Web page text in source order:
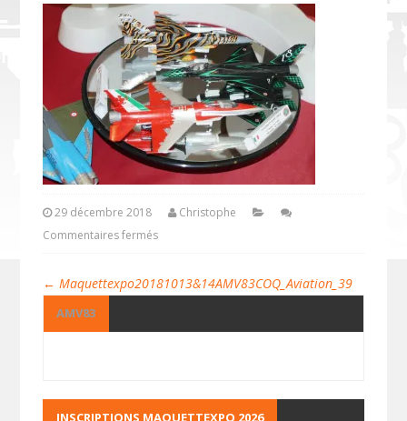
29 décembre 2018
Christophe
Commentaires fermés
← Maquettexpo20181013&14AMV83COQ_Aviation_39
AMV83
INSCRIPTIONS MAQUETTEXPO 2026